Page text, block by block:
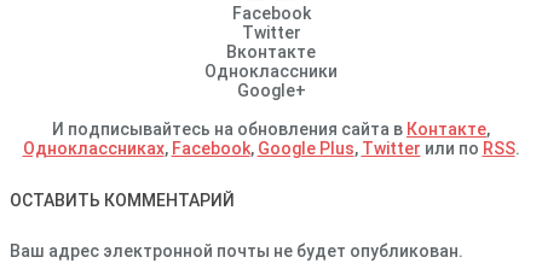
Facebook
Twitter
Вконтакте
Одноклассники
Google+
И подписывайтесь на обновления сайта в Контакте,
Одноклассниках, Facebook, Google Plus, Twitter или по RSS.
ОСТАВИТЬ КОММЕНТАРИЙ
Ваш адрес электронной почты не будет опубликован.